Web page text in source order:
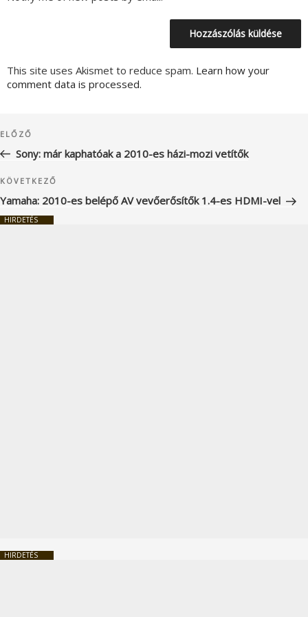
This site uses Akismet to reduce spam. Learn how your
comment data is processed.
navigáció
Korábbi
bejegyzés
ELŐZŐ
Sony: már kaphatóak a 2010-es házi-mozi vetítők
Következő
bejegyzés
KÖVETKEZŐ
Yamaha: 2010-es belépő AV vevőerősítők 1.4-es HDMI-vel
HIRDETÉS
HIRDETÉS